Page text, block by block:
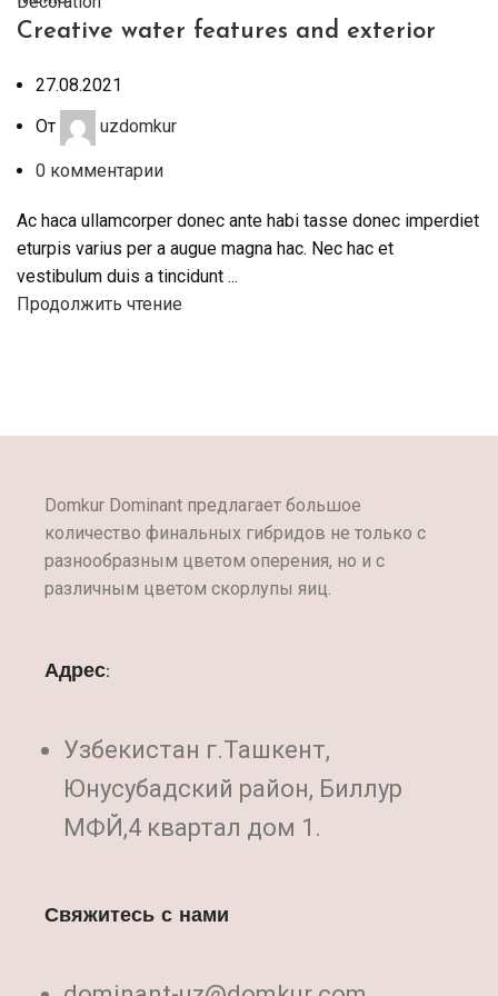
Creative water features and exterior
27.08.2021
От
uzdomkur
0 комментарии
Ac haca ullamcorper donec ante habi tasse donec imperdiet
eturpis varius per a augue magna hac. Nec hac et
vestibulum duis a tincidunt ...
Продолжить чтение
Domkur Dominant предлагает большое
количество финальных гибридов не только с
разнообразным цветом оперения, но и с
различным цветом скорлупы яиц.
Адрес:
Узбекистан г.Ташкент,
Юнусубадский район, Биллур
МФЙ,4 квартал дом 1.
Свяжитесь с нами